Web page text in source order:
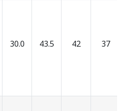
30.0 43.5 42 37